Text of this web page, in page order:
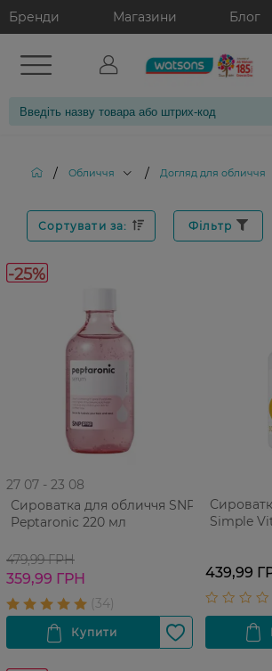
Бренди Магазини Блог
/ Обличчя / Догляд для обличчя
Сортувати за: Фільтр
-25%
27 07 - 23 08
Сироватка для обличчя SNP
Peptaronic 220 мл
479,99 ГРН
359,99 ГРН
Simple
439,99